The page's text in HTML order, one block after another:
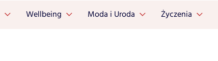
Wellbeing Moda i Uroda Życzenia